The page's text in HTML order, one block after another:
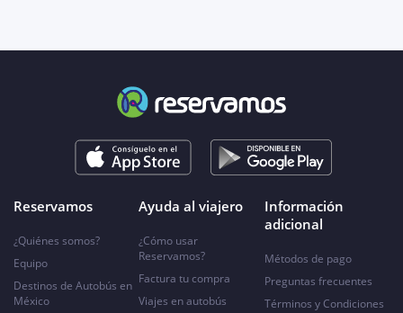
Reservamos
¿Quiénes somos?
Equipo
Destinos de Autobús en
México
Ayuda al viajero
¿Cómo usar
Reservamos?
Factura tu compra
Viajes en autobús
Información
adicional
Métodos de pago
Preguntas frecuentes
Términos y Condiciones